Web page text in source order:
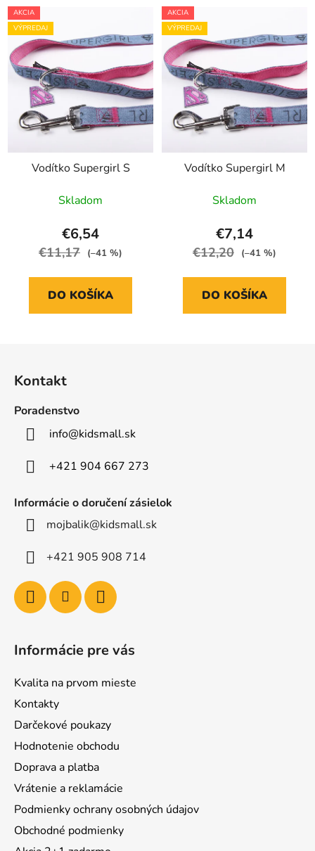
AKCIA
VÝPREDAJ
Vodítko Supergirl S
Skladom
€6,54
€11,17 (–41 %)
DO KOŠÍKA
AKCIA
VÝPREDAJ
Vodítko Supergirl M
Skladom
€7,14
€12,20 (–41 %)
DO KOŠÍKA
Kontakt
Poradenstvo
info@kidsmall.sk
+421 904 667 273
Informácie o doručení zásielok
mojbalik@kidsmall.sk
+421 905 908 714
Informácie pre vás
Kvalita na prvom mieste
Kontakty
Darčekové poukazy
Hodnotenie obchodu
Doprava a platba
Vrátenie a reklamácie
Podmienky ochrany osobných údajov
Obchodné podmienky